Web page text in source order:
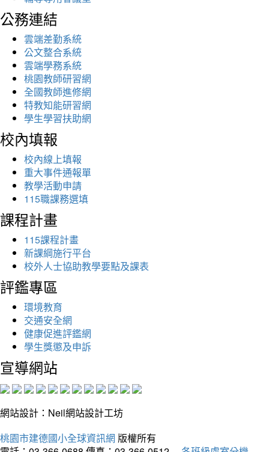
公務連結
雲端差勤系統
公文整合系統
雲端學務系統
桃園教師研習網
全國教師進修網
特教知能研習網
學生學習扶助網
校內填報
校內線上填報
重大事件通報單
教學活動申請
115職課務選填
課程計畫
115課程計畫
新課綱施行平台
校外人士協助教學要點及課表
評鑑專區
環境教育
交通安全網
健康促進評鑑網
學生獎懲及申訴
宣導網站
網站設計：Neil網站設計工坊
桃園市建德國小全球資訊網 版權所有